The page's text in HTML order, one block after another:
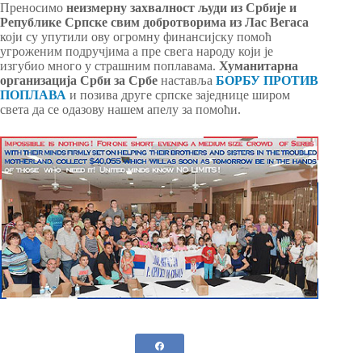
Преносимо неизмерну захвалност људи из Србије и
Републике Српске свим добротворима из Лас Вегаса
који су упутили ову огромну финансијску помоћ
угроженим подручјима а пре свега народу који је
изгубио много у страшним поплавама. Хуманитарна
организација Срби за Србе наставља БОРБУ ПРОТИВ
ПОПЛАВА и позива друге српске заједнице широм
света да се одазову нашем апелу за помоћи.